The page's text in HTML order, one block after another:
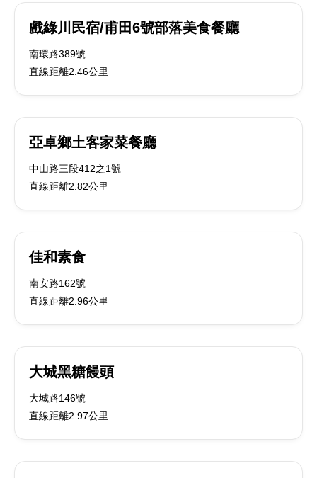
戲綠川民宿/甫田6號部落美食餐廳
南環路389號
直線距離2.46公里
亞卓鄉土客家菜餐廳
中山路三段412之1號
直線距離2.82公里
佳和素食
南安路162號
直線距離2.96公里
大城黑糖饅頭
大城路146號
直線距離2.97公里